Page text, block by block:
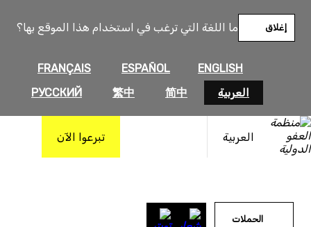
ما اللغة التي ترغب في استخدام هذا الموقع بها؟
ENGLISH
ESPAÑOL
FRANÇAIS
العربية
简中
繁中
РУССКИЙ
إغلاق
العربية تبرعوا الآن
المحتوى
الحملات